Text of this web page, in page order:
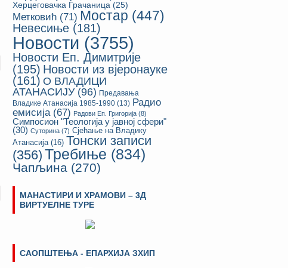
Херцеговачка Грачаница (25)
Метковић (71) Мостар (447)
Невесиње (181)
Новости (3755)
Новости Еп. Димитрије
(195) Новости из вјеронауке
(161) О ВЛАДИЦИ
АТАНАСИЈУ(96) Предавања
Владике Атанасија 1985-1990 (13) Радио
емисија(67) Радови Еп. Григорија (8)
Симпосион "Теологија у јавној сфери"
(30) Суторина (7) Сјећање на Владику
Атанасија(16) Тонски записи
(356) Требиње (834)
Чапљина (270)
МАНАСТИРИ И ХРАМОВИ – 3Д
ВИРТУЕЛНЕ ТУРЕ
САОПШТЕЊА - ЕПАРХИЈА ЗХИП